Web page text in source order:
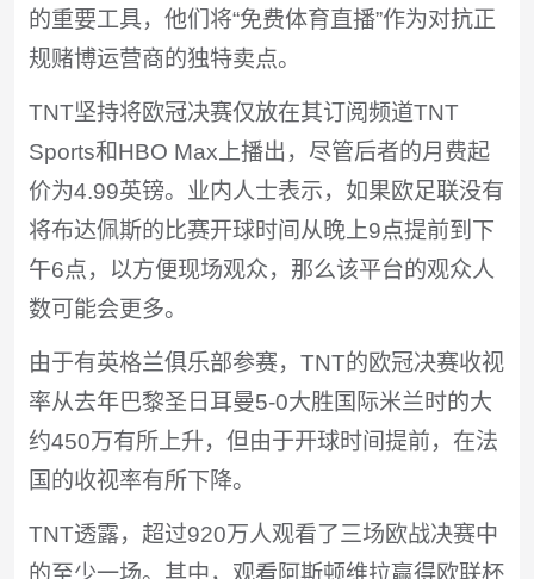
的重要工具，他们将“免费体育直播”作为对抗正
规赌博运营商的独特卖点。
TNT坚持将欧冠决赛仅放在其订阅频道TNT
Sports和HBO Max上播出，尽管后者的月费起
价为4.99英镑。业内人士表示，如果欧足联没有
将布达佩斯的比赛开球时间从晚上9点提前到下
午6点，以方便现场观众，那么该平台的观众人
数可能会更多。
由于有英格兰俱乐部参赛，TNT的欧冠决赛收视
率从去年巴黎圣日耳曼5-0大胜国际米兰时的大
约450万有所上升，但由于开球时间提前，在法
国的收视率有所下降。
TNT透露，超过920万人观看了三场欧战决赛中
的至少一场。其中，观看阿斯顿维拉赢得欧联杯